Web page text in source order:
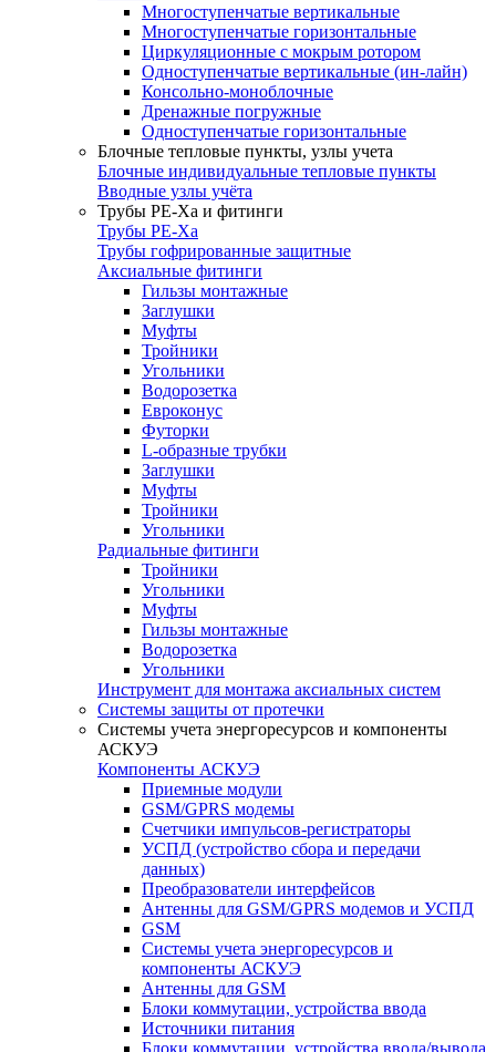
Многоступенчатые вертикальные
Многоступенчатые горизонтальные
Циркуляционные с мокрым ротором
Одноступенчатые вертикальные (ин-лайн)
Консольно-моноблочные
Дренажные погружные
Одноступенчатые горизонтальные
Блочные тепловые пункты, узлы учета
Блочные индивидуальные тепловые пункты
Вводные узлы учёта
Трубы РЕ-Ха и фитинги
Трубы РЕ-Ха
Трубы гофрированные защитные
Аксиальные фитинги
Гильзы монтажные
Заглушки
Муфты
Тройники
Угольники
Водорозетка
Евроконус
Футорки
L-образные трубки
Заглушки
Муфты
Тройники
Угольники
Радиальные фитинги
Тройники
Угольники
Муфты
Гильзы монтажные
Водорозетка
Угольники
Инструмент для монтажа аксиальных систем
Системы защиты от протечки
Системы учета энергоресурсов и компоненты
АСКУЭ
Компоненты АСКУЭ
Приемные модули
GSM/GPRS модемы
Счетчики импульсов-регистраторы
УСПД (устройство сбора и передачи
данных)
Преобразователи интерфейсов
Антенны для GSM/GPRS модемов и УСПД
GSM
Системы учета энергоресурсов и
компоненты АСКУЭ
Антенны для GSM
Блоки коммутации, устройства ввода
Источники питания
Блоки коммутации, устройства ввода/вывода